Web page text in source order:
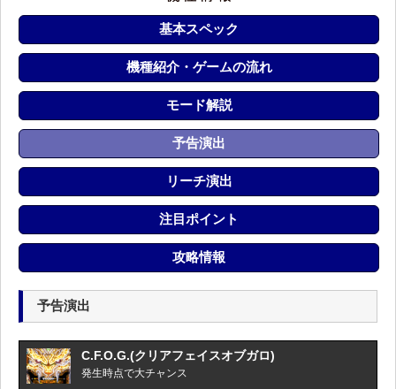
基本スペック
機種紹介・ゲームの流れ
モード解説
予告演出
リーチ演出
注目ポイント
攻略情報
予告演出
C.F.O.G.(クリアフェイスオブガロ)
発生時点で大チャンス